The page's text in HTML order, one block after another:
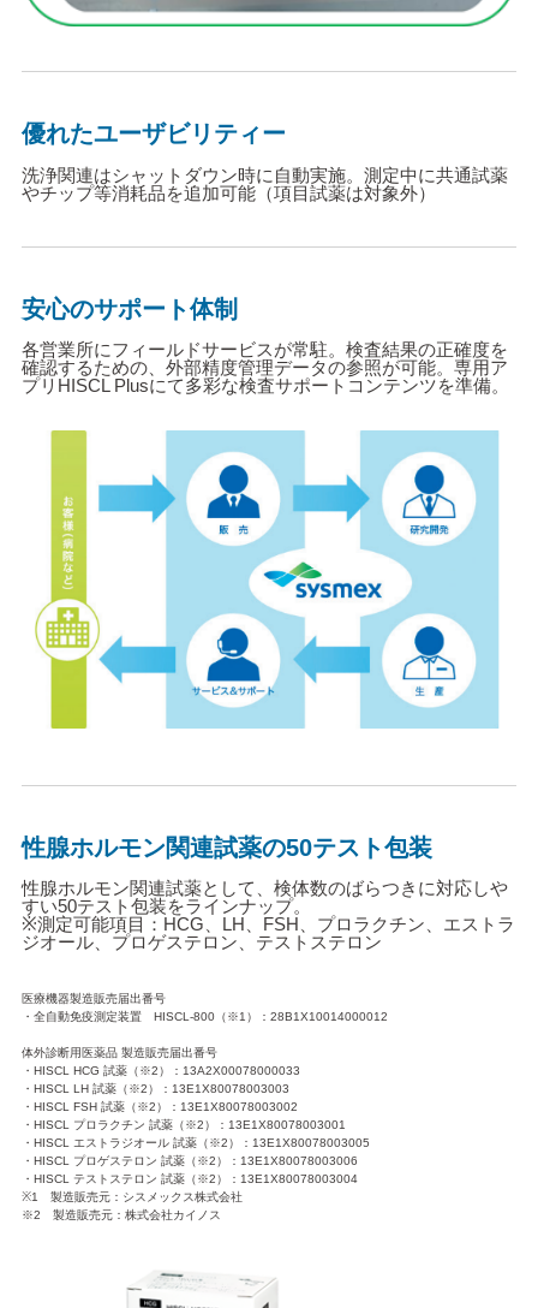
優れたユーザビリティー
洗浄関連はシャットダウン時に自動実施。測定中に共通試薬
やチップ等消耗品を追加可能（項目試薬は対象外）
安心のサポート体制
各営業所にフィールドサービスが常駐。検査結果の正確度を
確認するための、外部精度管理データの参照が可能。専用ア
プリHISCL Plusにて多彩な検査サポートコンテンツを準備。
性腺ホルモン関連試薬の50テスト包装
性腺ホルモン関連試薬として、検体数のばらつきに対応しや
すい50テスト包装をラインナップ。
※測定可能項目：HCG、LH、FSH、プロラクチン、エストラ
ジオール、プロゲステロン、テストステロン
医療機器製造販売届出番号
・全自動免疫測定装置 HISCL-800（※1）：28B1X10014000012
体外診断用医薬品 製造販売届出番号
・HISCL HCG 試薬（※2）：13A2X00078000033
・HISCL LH 試薬（※2）：13E1X80078003003
・HISCL FSH 試薬（※2）：13E1X80078003002
・HISCL プロラクチン 試薬（※2）：13E1X80078003001
・HISCL エストラジオール 試薬（※2）：13E1X80078003005
・HISCL プロゲステロン 試薬（※2）：13E1X80078003006
・HISCL テストステロン 試薬（※2）：13E1X80078003004
※1 製造販売元：シスメックス株式会社
※2 製造販売元：株式会社カイノス